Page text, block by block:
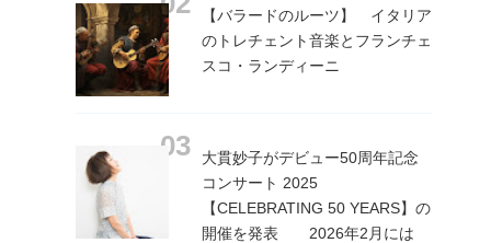
【バラードのルーツ】 イタリア
のトレチェント音楽とフランチェ
スコ・ランディーニ
大貫妙子がデビュー50周年記念
コンサート 2025
【CELEBRATING 50 YEARS】の
開催を発表 2026年2月には